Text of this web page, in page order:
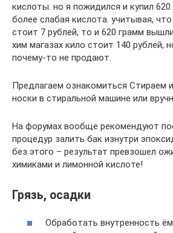
кислоты. но я пожидился и купил
более слабая кислота. учитывая,
стоит 7 рублей, то и 620 грамм
хим магазах кило стоит 140 рублей,
почему-то не продают.
Предлагаем ознакомиться Стираем
носки в стиральной машине или
На форумах вообще рекомендуют
процедур залить бак изнутри
без этого – результат превзошел
химиками и лимонной кислоте!
Грязь, осадки
Обработать внутренность